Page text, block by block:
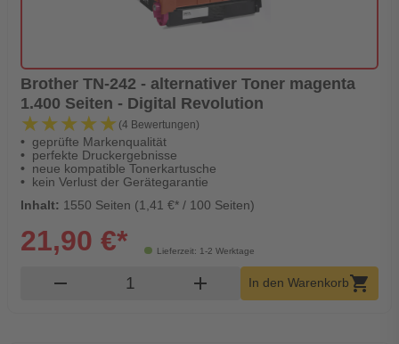
Brother TN-242 - alternativer Toner magenta
1.400 Seiten - Digital Revolution
★★★★★
★★★★★ (4 Bewertungen)
geprüfte Markenqualität
perfekte Druckergebnisse
neue kompatible Tonerkartusche
kein Verlust der Gerätegarantie
Inhalt: 1550 Seiten (1,41 €* / 100 Seiten)
Lieferzeit: 1-2 Werktage
21,90 €*
remove Produkt Warenkorb Menge
add In den Warenkorbshopping_cart